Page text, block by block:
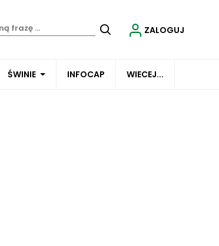
ŚWINIE INFOCAP WIECEJ...
ZALOGUJ